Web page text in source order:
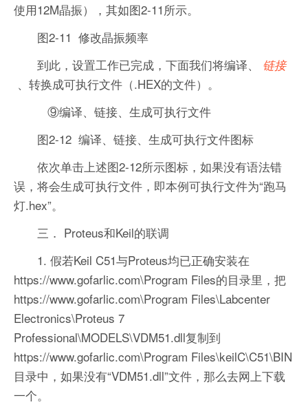
使用12M晶振），其如图2-11所示。
图2-11 修改晶振频率
到此，设置工作已完成，下面我们将编译、
链接
、转换成可执行文件（.HEX的文件）。
⑨编译、链接、生成可执行文件
图2-12 编译、链接、生成可执行文件图标
依次单击上述图2-12所示图标，如果没有语法错
误，将会生成可执行文件，即本例可执行文件为“跑马
灯.hex”。
三． Proteus和Keil的联调
1. 假若Keil C51与Proteus均已正确安装在
https://www.gofarlic.com\Program Files的目录里，把
https://www.gofarlic.com\Program Files\Labcenter
Electronics\Proteus 7
Professional\MODELS\VDM51.dll复制到
https://www.gofarlic.com\Program Files\keilC\C51\BIN
目录中，如果没有“VDM51.dll”文件，那么去网上下载
一个。